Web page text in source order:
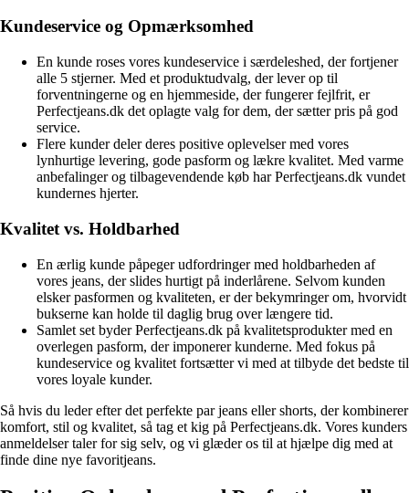
Kundeservice og Opmærksomhed
En kunde roses vores kundeservice i særdeleshed, der fortjener
alle 5 stjerner. Med et produktudvalg, der lever op til
forventningerne og en hjemmeside, der fungerer fejlfrit, er
Perfectjeans.dk det oplagte valg for dem, der sætter pris på god
service.
Flere kunder deler deres positive oplevelser med vores
lynhurtige levering, gode pasform og lækre kvalitet. Med varme
anbefalinger og tilbagevendende køb har Perfectjeans.dk vundet
kundernes hjerter.
Kvalitet vs. Holdbarhed
En ærlig kunde påpeger udfordringer med holdbarheden af
vores jeans, der slides hurtigt på inderlårene. Selvom kunden
elsker pasformen og kvaliteten, er der bekymringer om, hvorvidt
bukserne kan holde til daglig brug over længere tid.
Samlet set byder Perfectjeans.dk på kvalitetsprodukter med en
overlegen pasform, der imponerer kunderne. Med fokus på
kundeservice og kvalitet fortsætter vi med at tilbyde det bedste til
vores loyale kunder.
Så hvis du leder efter det perfekte par jeans eller shorts, der kombinerer
komfort, stil og kvalitet, så tag et kig på Perfectjeans.dk. Vores kunders
anmeldelser taler for sig selv, og vi glæder os til at hjælpe dig med at
finde dine nye favoritjeans.